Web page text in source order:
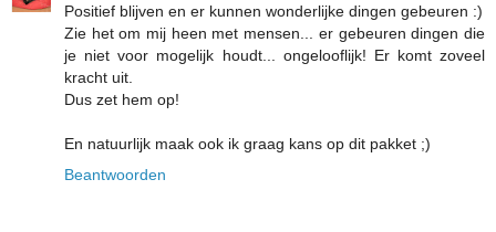
Positief blijven en er kunnen wonderlijke dingen gebeuren :)
Zie het om mij heen met mensen... er gebeuren dingen die
je niet voor mogelijk houdt... ongelooflijk! Er komt zoveel
kracht uit.
Dus zet hem op!
En natuurlijk maak ook ik graag kans op dit pakket ;)
Beantwoorden